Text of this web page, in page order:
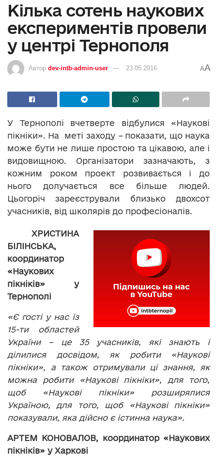
Кілька сотень наукових
експериментів провели
у центрі Тернополя
Автор dev-intb-admin-user 23.05.2016 AA
У Тернополі вчетверте відбулися «Наукові
пікніки». На меті заходу –показати, що наука
може бути не лише простою та цікавою, але і
видовищною. Організатори зазначають, з
кожним роком проект розвивається і до
нього долучається все більше людей.
Цьогоріч зареєстрували близько двохсот
учасників, від школярів до професіоналів.
ХРИСТИНА
БІЛІНСЬКА,
координатор
«Наукових
пікніків» у
Тернополі
«Є гості у нас із
15-ти областей
України – це 35 учасників, які знають і
ділилися досвідом, як робити «Наукові
пікніки», а також отримували ці знання, як
можна робити «Наукові пікніки», для того,
щоб «Наукові пікніки» розширялися
Україною, для того, щоб «Наукові пікніки»
показували, яка дійсно є істинна наука».
АРТЕМ КОНОВАЛОВ, координатор «Наукових
пікніків» у Харкові